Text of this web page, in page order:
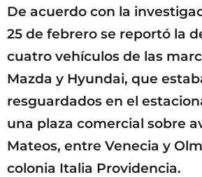
De acuerdo con la
25 de febrero se reportó la
cuatro vehículos de las
Mazda y Hyundai, que
resguardados en el
una plaza comercial sobre
Mateos, entre Venecia y
colonia Italia Providencia.